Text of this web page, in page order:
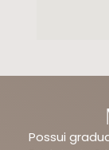
Possui